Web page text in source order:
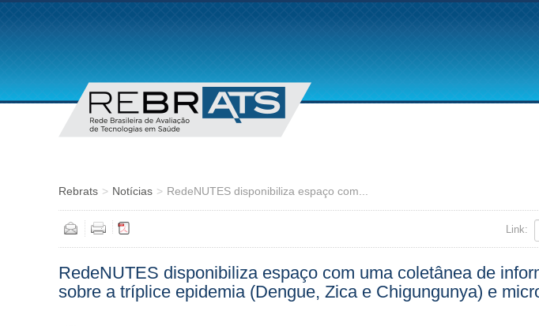
Rebrats > Notícias > RedeNUTES disponibiliza espaço com...
Link:
RedeNUTES disponibiliza espaço com uma coletânea de
sobre a tríplice epidemia (Dengue, Zica e Chigungunya) e